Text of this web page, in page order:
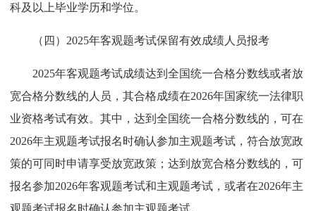
科及以上毕业学历和学位。
（四）2025年客观题考试保留有效成绩人员报考
2025年客观题考试成绩达到全国统一合格分数线或者放
宽合格分数线的人员，其合格成绩在2026年国家统一法律职
业资格考试有效。其中，达到全国统一合格分数线的，可在
2026年主观题考试报名时确认参加主观题考试，符合放宽政
策的可同时申请享受放宽政策；达到放宽合格分数线的，可
报名参加2026年客观题考试和主观题考试，或者在2026年主
观题考试报名时确认参加主观题考试。